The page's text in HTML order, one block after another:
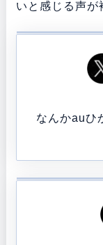
いと感じる声が
なんかauひ